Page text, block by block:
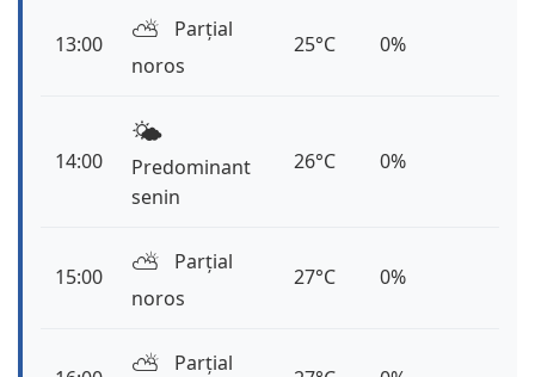
13:00 ⛅️
Parțial
noros
25°C 0%
14:00
🌤️
Predominant
senin
26°C 0%
15:00 ⛅️
Parțial
noros
27°C 0%
⛅️ Parțial